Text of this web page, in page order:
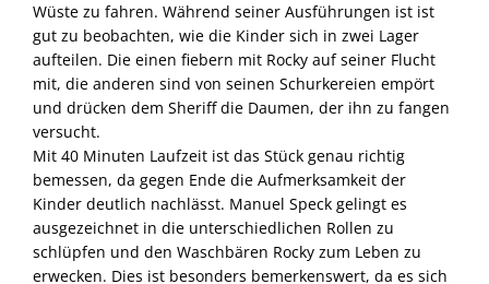
Wüste zu fahren. Während seiner Ausführungen ist ist
gut zu beobachten, wie die Kinder sich in zwei Lager
aufteilen. Die einen fiebern mit Rocky auf seiner Flucht
mit, die anderen sind von seinen Schurkereien empört
und drücken dem Sheriff die Daumen, der ihn zu fangen
versucht.
Mit 40 Minuten Laufzeit ist das Stück genau richtig
bemessen, da gegen Ende die Aufmerksamkeit der
Kinder deutlich nachlässt. Manuel Speck gelingt es
ausgezeichnet in die unterschiedlichen Rollen zu
schlüpfen und den Waschbären Rocky zum Leben zu
erwecken. Dies ist besonders bemerkenswert, da es sich